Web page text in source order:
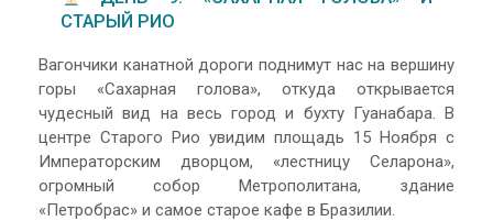
СТАРЫЙ РИО
Вагончики канатной дороги поднимут нас на вершину
горы «Сахарная голова», откуда открывается
чудесный вид на весь город и бухту Гуанабара. В
центре Старого Рио увидим площадь 15 Ноября с
Императорским дворцом, «лестницу Селарона»,
огромный собор Метрополитана, здание
«Петробрас» и самое старое кафе в Бразилии.